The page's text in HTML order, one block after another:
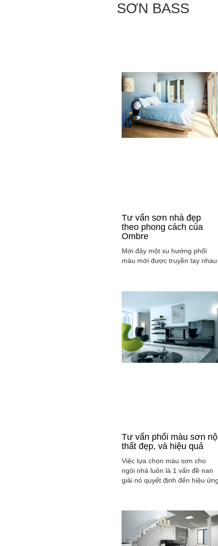
SƠN BASS
Tư vấn sơn nhà đẹp
theo phong cách của
Ombre
Mới đây một xu hướng phối
màu mới được truyền tay nhau
Ombre, cách phối màu sắc tinh
tế sao cho màu sắc chuyển
từ tông nhạt sang đậm, từ
sang tối hay ngược lại. Cùng
tìm hiểu phong các này qua
việc ...
Tư vấn phối màu sơn
thất đẹp, và hiệu quả
Việc lựa chọn màu sơn cho
ngôi nhà luôn là 1 vấn đề nan
giải nó quyết định đến hiệu
của gia đình bạn.